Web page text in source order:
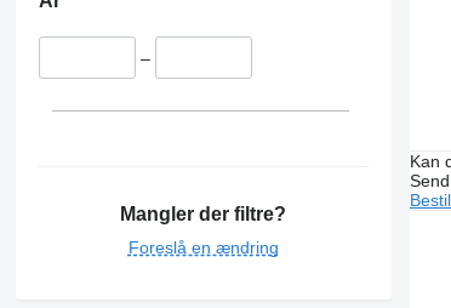
–
Mangler der filtre?
Foreslå en ændring
Kan